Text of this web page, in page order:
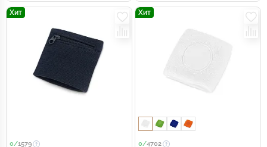
Хит
0/1579
Хит
0/4702